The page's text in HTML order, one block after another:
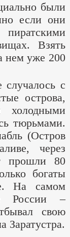
были
если они
Взять
нем уже 200
с
острова,
холодными
тюрьмами.
(Остров
через
прошли 80
богаты
На самом
России –
свою
Заратустра.